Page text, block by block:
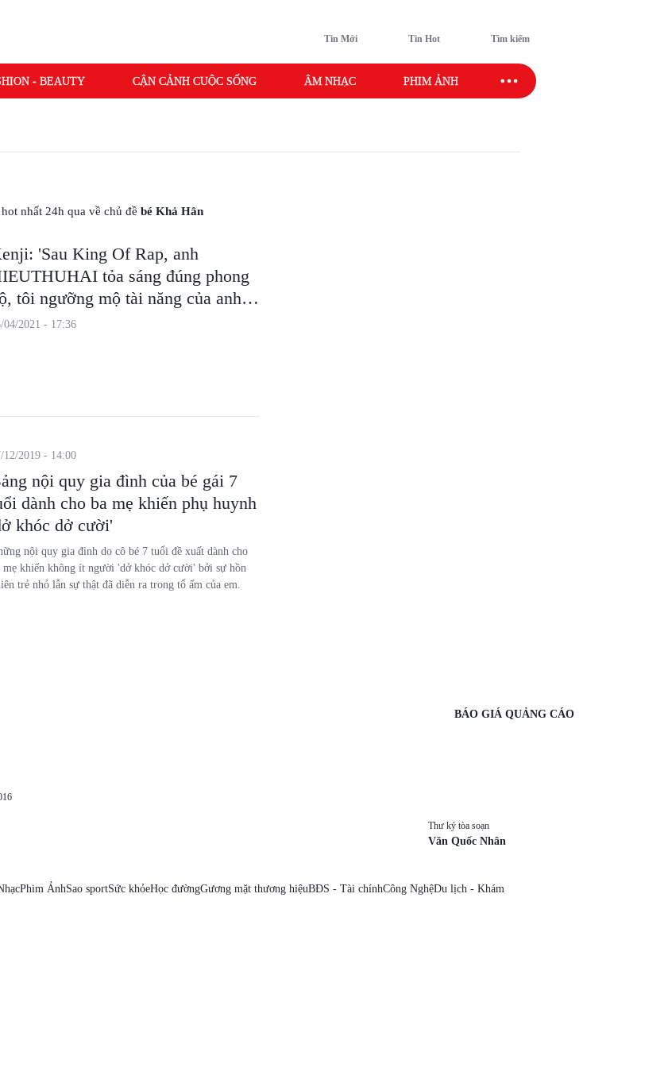
Tin Mới Tin Hot Tìm kiếm
- BEAUTY CẬN CẢNH CUỘC SỐNG ÂM NHẠC PHIM ẢNH SAO SPORT
nhất 24h qua về chủ đề bé Khả Hân
'Sau King Of Rap, anh
tỏa sáng đúng phong
tôi ngưỡng mộ tài năng của anh
04/2021 - 17:36
nội quy gia đình của bé gái 7
dành cho ba mẹ khiến phụ huynh
khóc dở cười'
12/2019 - 14:00
nội quy gia đình do cô bé 7 tuổi đề xuất dành cho
mẹ khiến không ít người 'dở khóc dở cười' bởi sự hồn
trẻ nhỏ lẫn sự thật đã diễn ra trong tổ ấm của em.
BÁO GIÁ QUẢNG CÁO
Thư ký tòa soạn
Văn Quốc Nhân
Phim ẢnhSao sportSức khỏeHọc đườngGương mặt thương hiệuBĐS - Tài chínhCông NghệDu lịch - Khám